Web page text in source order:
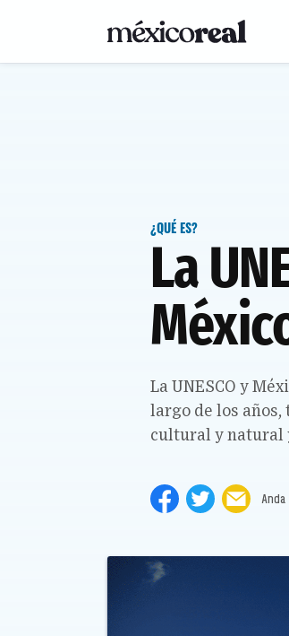
¿QUÉ ES?
La
La UNESCO y
largo de los
cultural y natural